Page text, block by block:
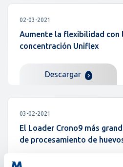
02-03-2021
Aumente la flexibilidad con
concentración Uniflex
Descargar
03-02-2021
El Loader Crono9 más
de procesamiento de